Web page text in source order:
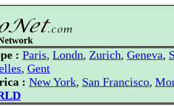
: Paris, Londn, Zurich, Geneva,
, Gent
: New York, San Francisco,